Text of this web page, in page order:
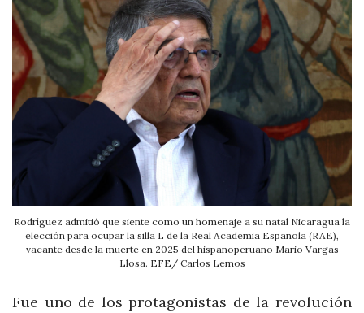
Rodríguez admitió que siente como un homenaje a su natal Nicaragua la
elección para ocupar la silla L de la Real Academia Española (RAE),
vacante desde la muerte en 2025 del hispanoperuano Mario Vargas
Llosa. EFE/ Carlos Lemos
Fue uno de los protagonistas de la revolución